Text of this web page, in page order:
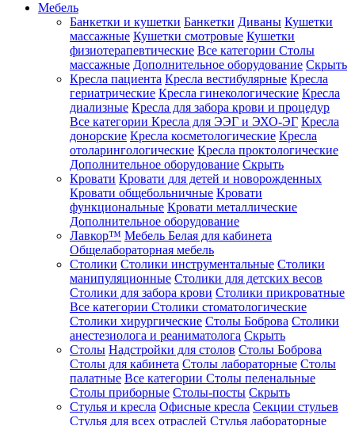
Мебель
Банкетки и кушетки Банкетки Диваны Кушетки
массажные Кушетки смотровые Кушетки
физиотерапевтические Все категории Столы
массажные Дополнительное оборудование Скрыть
Кресла пациента Кресла вестибулярные Кресла
гериатрические Кресла гинекологические Кресла
диализные Кресла для забора крови и процедур
Все категории Кресла для ЭЭГ и ЭХО-ЭГ Кресла
донорские Кресла косметологические Кресла
отоларингологические Кресла проктологические
Дополнительное оборудование Скрыть
Кровати Кровати для детей и новорожденных
Кровати общебольничные Кровати
функциональные Кровати металлические
Дополнительное оборудование
Лавкор™ Мебель Белая для кабинета
Общелабораторная мебель
Столики Столики инструментальные Столики
манипуляционные Столики для детских весов
Столики для забора крови Столики прикроватные
Все категории Столики стоматологические
Столики хирургические Столы Боброва Столики
анестезиолога и реаниматолога Скрыть
Столы Надстройки для столов Столы Боброва
Столы для кабинета Столы лабораторные Столы
палатные Все категории Столы пеленальные
Столы приборные Столы-посты Скрыть
Стулья и кресла Офисные кресла Секции стульев
Стулья для всех отраслей Стулья лабораторные